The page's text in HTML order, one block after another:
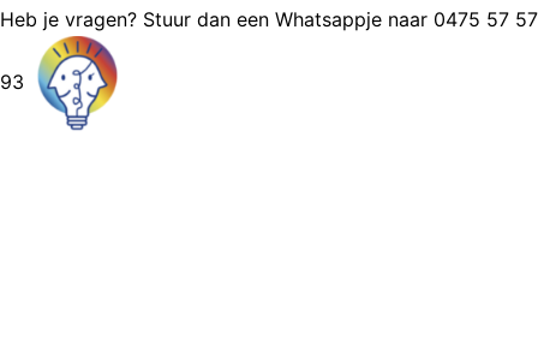
Heb je vragen? Stuur dan een Whatsappje naar 0475 57 57
93